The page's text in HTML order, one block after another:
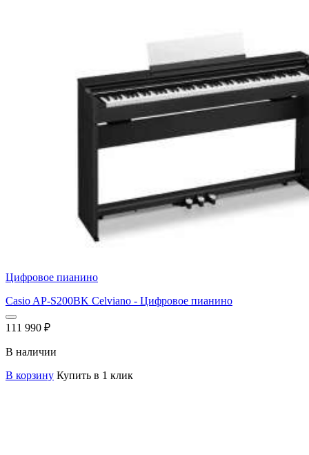
Цифровое пианино
Casio AP-S200BK Celviano - Цифровое пианино
111 990 ₽
В наличии
В корзину Купить в 1 клик